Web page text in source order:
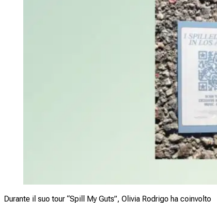
Durante il suo tour “Spill My Guts”, Olivia Rodrigo ha coinvolto